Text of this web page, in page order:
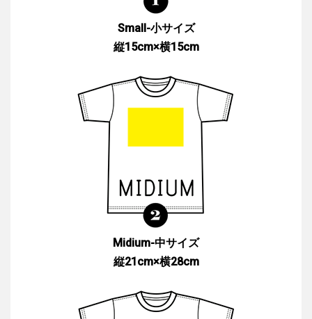
Small-小サイズ
縦15cm×横15cm
Midium-中サイズ
縦21cm×横28cm